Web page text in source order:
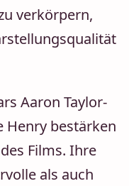
verkörpern,
Aaron Taylor-
Henry bestärken
Films. Ihre
als auch